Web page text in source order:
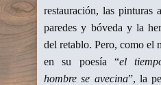
restauración, las pinturas
paredes y bóveda y la
del retablo. Pero, como el
en su poesía “el
hombre se avecina”, la